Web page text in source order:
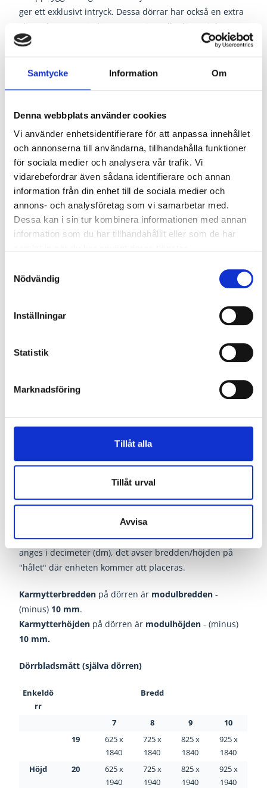
Samtycke Information Om
Denna webbplats använder cookies
Vi använder enhetsidentifierare för att anpassa innehållet
och annonserna till användarna, tillhandahålla funktioner
för sociala medier och analysera vår trafik. Vi
vidarebefordrar även sådana identifierare och annan
information från din enhet till de sociala medier och
annons- och analysföretag som vi samarbetar med.
Dessa kan i sin tur kombinera informationen med annan
information som du har tillhandahållit eller som de har
Nödvändig
Inställningar
Statistik
Marknadsföring
Tillåt alla
Tillåt urval
Avvisa
ger ett exklusivt intryck. Dessa dörrar har också en extra
slitstark yta som är lätt att rengöra. Alla dörrar i denna
serie erbjuds även som skjutdörrar.
KLASSISKA DESIGNTRADITIONER
konstruktion som bidrar till att ge dörren en
ljuddämpande effekt. Compact finns med olika spegelar,
glas, som enkel dörr, pardörr eller skjutdörr.
KLASSISK
DÖRRTYP:
ENKELDÖRR
MÅLAD/BEHANDLAD:
MÅLAD
YTMATERIAL:
MÅLAD
YTA:
FORMPRESSAD
Mått innerdörrar
Måttet du väljer vid beställning ärmodulmått(BxH) och
anges i decimeter (dm), det avser bredden/höjden på
"hålet" där enheten kommer att placeras.
Karmytterbredden på dörren är modulbredden -
(minus) 10 mm.
Karmytterhöjden på dörren är modulhöjden - (minus)
10 mm.
Dörrbladsmått (själva dörren)
Enkeldö
rr
Bredd
7 8 9
10
19
625 x
1840
725 x
1840
825 x
1840
925 x
1840
Höjd
20
625 x
1940
725 x
1940
825 x
1940
925 x
1940